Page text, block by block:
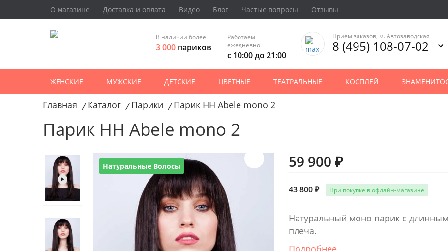
О магазине Доставка и оплата Видео Блог Частые вопросы Отзывы
В наличии более
3 000 париков
Работаем
ежедневно
с 10:00 до 21:00
Прием заказов, м. Автозаводская
8 (495) 108-07-02
ЖЕНСКИЕ МУЖСКИЕ ДЕТСКИЕ ЦВЕТНЫЕ ТЕАТРАЛЬНЫЕ КОСПЛЕЙ
Главная / Каталог / Парики / Парик HH Abele mono 2
Парик HH Abele mono 2
Натуральные Волосы 59 900 ₽
43 800 ₽ При покупке в офлайн-магазине
Натуральный моно парик с
плеча.
Подробнее